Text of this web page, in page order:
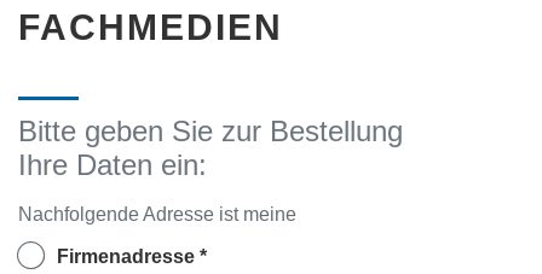
FACHMEDIEN
Bitte geben Sie zur Bestellung
Ihre Daten ein:
Nachfolgende Adresse ist meine
Firmenadresse